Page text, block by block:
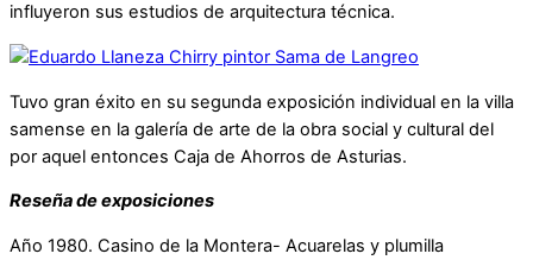
influyeron sus estudios de arquitectura técnica.
Tuvo gran éxito en su segunda exposición individual en la villa
samense en la galería de arte de la obra social y cultural del
por aquel entonces Caja de Ahorros de Asturias.
Reseña de exposiciones
Año 1980. Casino de la Montera- Acuarelas y plumilla